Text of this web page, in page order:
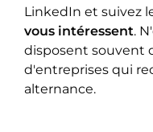
LinkedIn et suivez
vous intéressent.
disposent souvent
d'entreprises qui
alternance.